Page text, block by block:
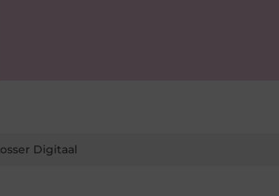
Digitaal